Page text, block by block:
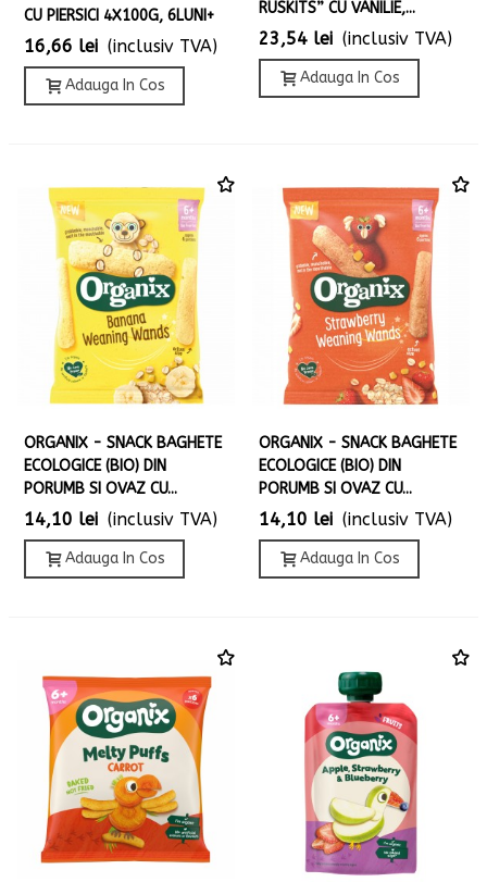
CU PIERSICI 4X100G, 6LUNI+
16,66 lei (inclusiv TVA)
Adauga In Cos
RUSKITS” CU VANILIE,...
23,54 lei (inclusiv TVA)
Adauga In Cos
ORGANIX - SNACK BAGHETE
ECOLOGICE (BIO) DIN
PORUMB SI OVAZ CU...
14,10 lei (inclusiv TVA)
Adauga In Cos
ORGANIX - SNACK BAGHETE
ECOLOGICE (BIO) DIN
PORUMB SI OVAZ CU...
14,10 lei (inclusiv TVA)
Adauga In Cos